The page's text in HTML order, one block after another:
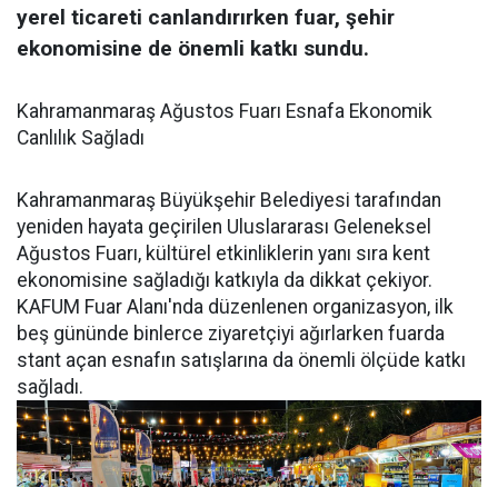
yerel ticareti canlandırırken fuar, şehir
ekonomisine de önemli katkı sundu.
Kahramanmaraş Ağustos Fuarı Esnafa Ekonomik
Canlılık Sağladı
Kahramanmaraş Büyükşehir Belediyesi tarafından
yeniden hayata geçirilen Uluslararası Geleneksel
Ağustos Fuarı, kültürel etkinliklerin yanı sıra kent
ekonomisine sağladığı katkıyla da dikkat çekiyor.
KAFUM Fuar Alanı'nda düzenlenen organizasyon, ilk
beş gününde binlerce ziyaretçiyi ağırlarken fuarda
stant açan esnafın satışlarına da önemli ölçüde katkı
sağladı.